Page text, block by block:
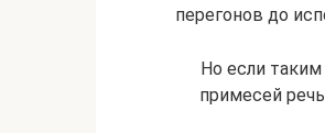
перегонов до
Но если
примесей